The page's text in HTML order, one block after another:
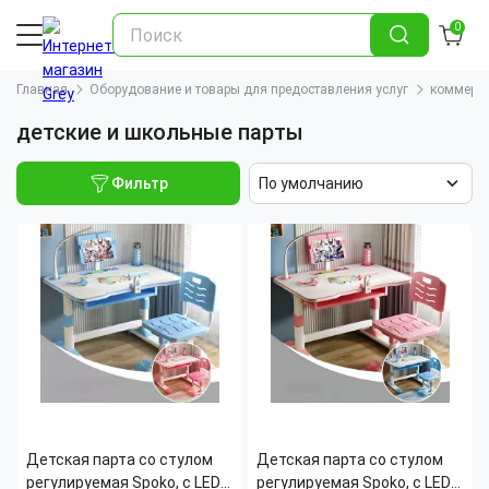
0
Главная Оборудование и товары для предоставления услуг
детские и школьные парты
Фильтр По умолчанию
Детская парта со стулом
регулируемая Spoko, с LED-
Детская парта со стулом
регулируемая Spoko, с LED-